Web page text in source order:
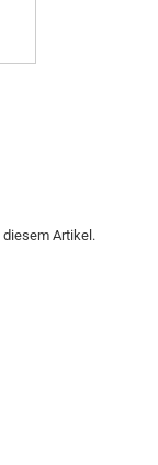
diesem Artikel.